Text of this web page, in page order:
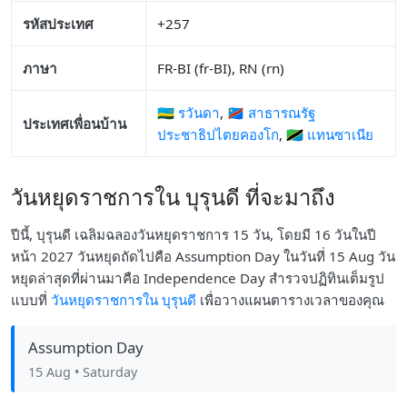
รหัสประเทศ +257
ภาษา FR-BI (fr-BI), RN (rn)
ประเทศเพื่อนบ้าน
🇷🇼 รวันดา, 🇨🇩 สาธารณรัฐ
ประชาธิปไตยคองโก, 🇹🇿 แทนซาเนีย
วันหยุดราชการใน บุรุนดี ที่จะมาถึง
ปีนี้, บุรุนดี เฉลิมฉลองวันหยุดราชการ 15 วัน, โดยมี 16 วันในปี
หน้า 2027 วันหยุดถัดไปคือ Assumption Day ในวันที่ 15 Aug วัน
หยุดล่าสุดที่ผ่านมาคือ Independence Day สำรวจปฏิทินเต็มรูป
แบบที่ วันหยุดราชการใน บุรุนดี เพื่อวางแผนตารางเวลาของคุณ
Assumption Day
15 Aug • Saturday